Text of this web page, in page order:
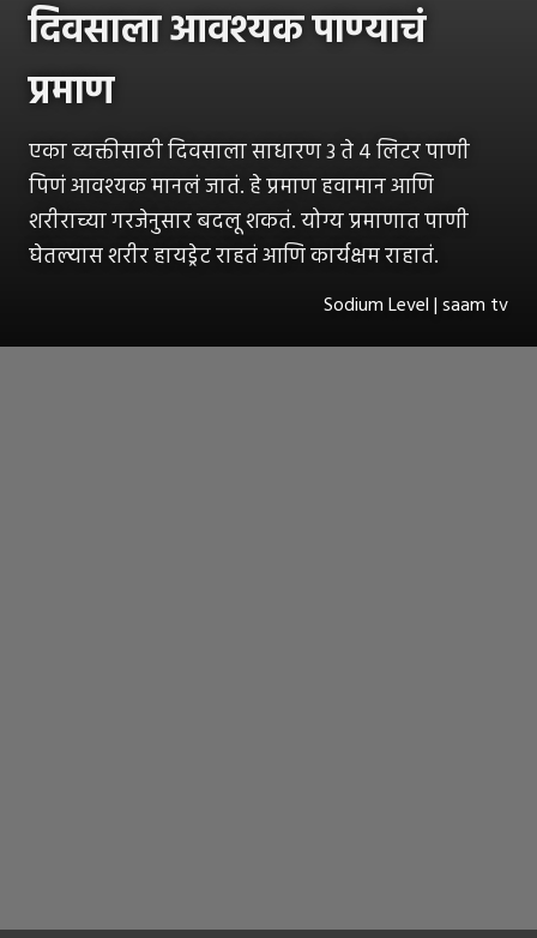
दिवसाला आवश्यक पाण्याचं
प्रमाण
एका व्यक्तीसाठी दिवसाला साधारण 3 ते 4 लिटर पाणी
पिणं आवश्यक मानलं जातं. हे प्रमाण हवामान आणि
शरीराच्या गरजेनुसार बदलू शकतं. योग्य प्रमाणात पाणी
घेतल्यास शरीर हायड्रेट राहतं आणि कार्यक्षम राहातं.
Sodium Level | saam tv